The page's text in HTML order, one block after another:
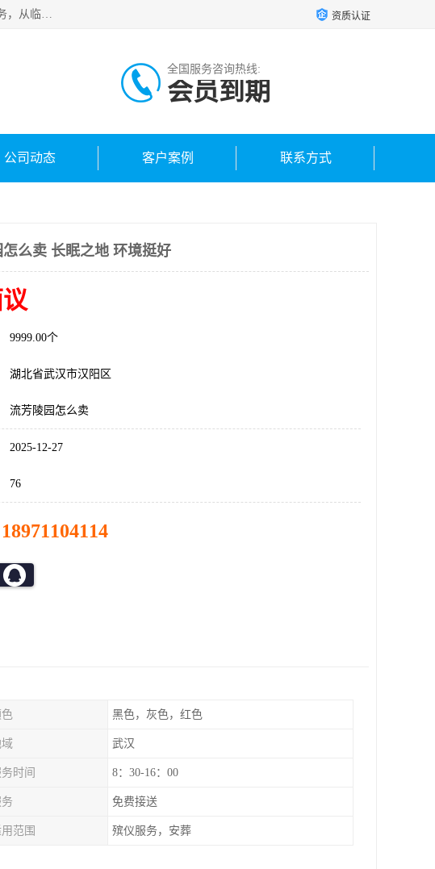
武汉生命之源文化有限公司，秉持着对生命的敬重与关怀，专注于殡葬服务领域。我们提供全方位的武汉殡葬一条龙服务，从临终关怀开始，到后事的妥善处理，每个环节都精心安排。专业团队严格依照规范，为逝者净身、穿衣，庄重地接运遗体，提供优质的遗体整理与妆扮服务。告别仪式策划、火化手续办理以及骨灰安置等事务，也都有专人协助。 资质认证
全国服务咨询热线:
会员到期
公司动态 客户案例 联系方式
么卖 长眠之地 环境挺好
9999.00个
湖北省武汉市汉阳区
流芳陵园怎么卖
2025-12-27
76
18971104114
色 黑色，灰色，红色
武汉
时间 8：30-16：00
免费接送
范围 殡仪服务，安葬